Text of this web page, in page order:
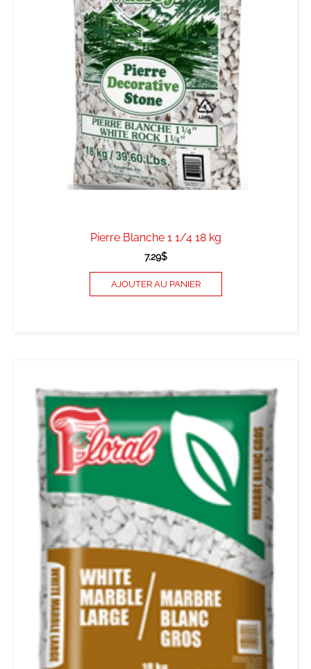
Pierre Blanche 1 1/4 18 kg
7.29$
AJOUTER AU PANIER